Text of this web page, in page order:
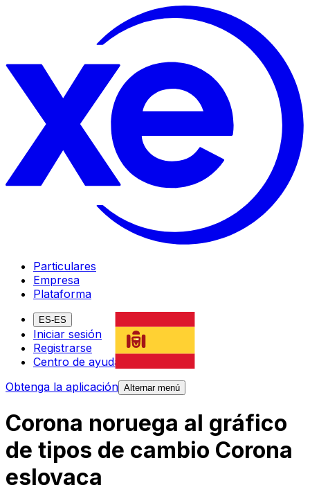
Particulares
Empresa
Plataforma
ES-ES
Iniciar sesión
Registrarse
Centro de ayuda
Obtenga la aplicación Alternar menú
Corona noruega al gráfico
de tipos de cambio Corona
eslovaca